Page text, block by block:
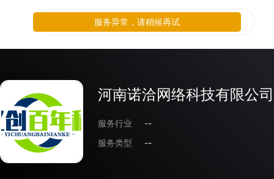
河南诺洽网络科技有限公司
服务行业
--
服务类型
--
服务异常，请稍候再试